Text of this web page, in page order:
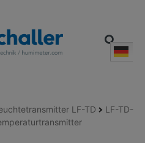
LF-TD
LF-TD-